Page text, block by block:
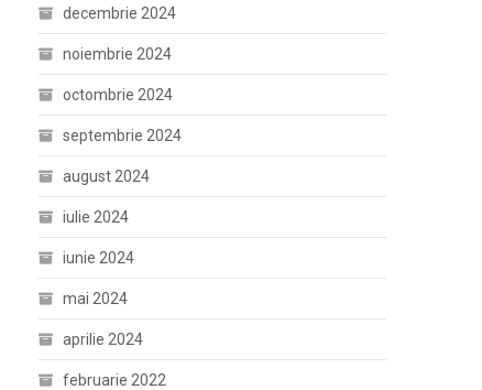
decembrie 2024
noiembrie 2024
octombrie 2024
septembrie 2024
august 2024
iulie 2024
iunie 2024
mai 2024
aprilie 2024
februarie 2022